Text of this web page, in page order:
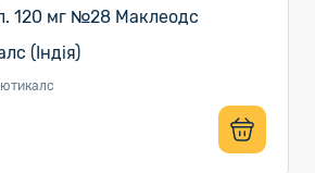
120 мг №28 Маклеодс
(Індія)